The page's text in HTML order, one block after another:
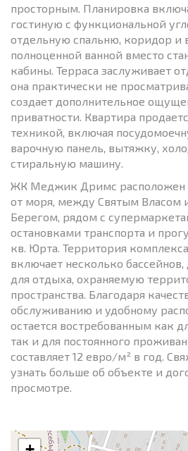
просторным. Планировка
гостиную с функциональной
отдельную спальню, коридор и
полноценной ванной вместо
кабины. Терраса заслуживает
она практически не
создает дополнительное
приватности. Квартира
техникой, включая
варочную панель, вытяжку,
стиральную машину.
ЖК Меджик Дримс расположен
от моря, между Святым Власом
Берегом, рядом с
остановками транспорта и
кв. Юрта. Территория
включает несколько
для отдыха, охраняемую
пространства. Благодаря
обслуживанию и удобному
остается востребованным как
так и для постоянного
составляет 12 евро/м² в год.
узнать больше об объекте и
просмотре.